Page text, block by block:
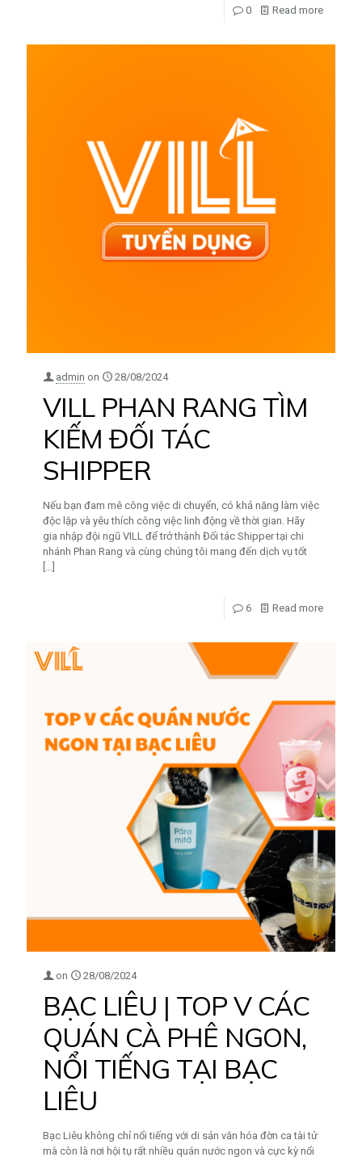
0 Read more
admin on 28/08/2024
VILL PHAN RANG TÌM
KIẾM ĐỐI TÁC
SHIPPER
Nếu bạn đam mê công việc di chuyển, có khả năng làm việc
độc lập và yêu thích công việc linh động về thời gian. Hãy
gia nhập đội ngũ VILL để trở thành Đối tác Shipper tại chi
nhánh Phan Rang và cùng chúng tôi mang đến dịch vụ tốt
[…]
6 Read more
on 28/08/2024
BẠC LIÊU | TOP V CÁC
QUÁN CÀ PHÊ NGON,
NỔI TIẾNG TẠI BẠC
LIÊU
Bạc Liêu không chỉ nổi tiếng với di sản văn hóa đờn ca tài tử
mà còn là nơi hội tụ rất nhiều quán nước ngon và cực kỳ nổi